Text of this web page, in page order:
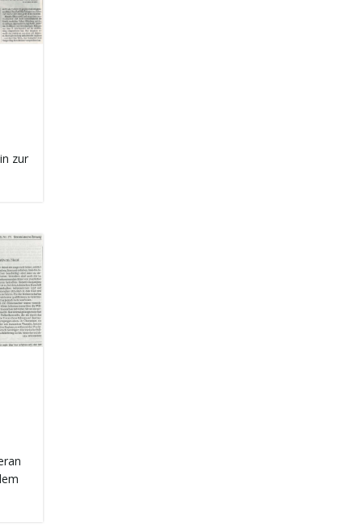
zur